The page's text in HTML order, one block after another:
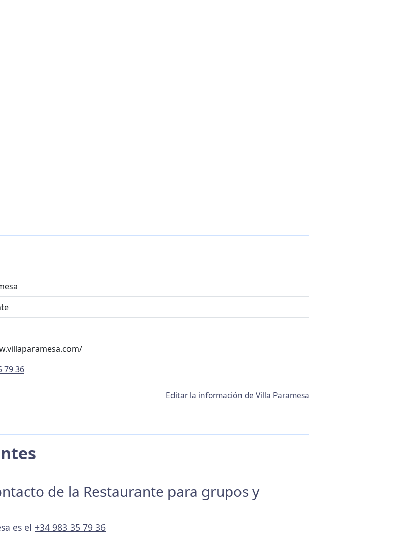
79 36
Editar la información de Villa Paramesa
de la Restaurante para grupos y
es el +34 983 35 79 36